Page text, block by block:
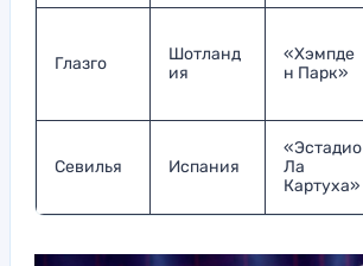
Глазго
Шотланд
ия
«Хэмпде
н Парк»
Севилья Испания
«Эстадио
Ла
Картуха»